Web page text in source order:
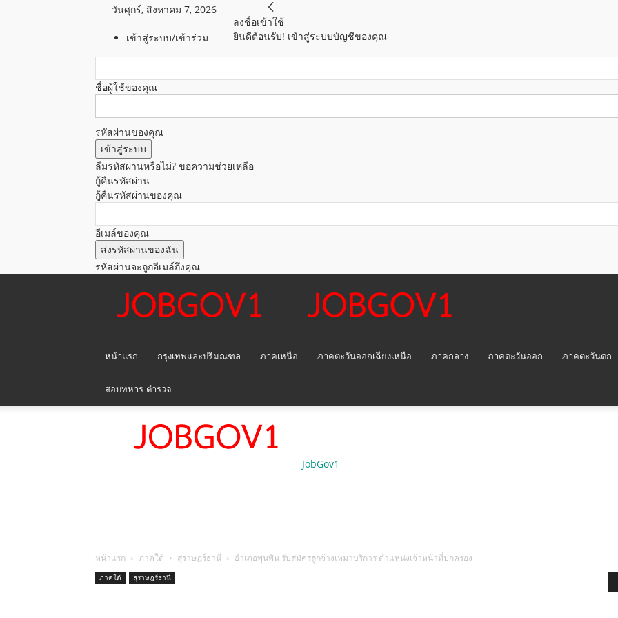
วันศุกร์, สิงหาคม 7, 2026
เข้าสู่ระบบ/เข้าร่วม
ลงชื่อเข้าใช้
ยินดีต้อนรับ! เข้าสู่ระบบบัญชีของคุณ
ชื่อผู้ใช้ของคุณ
รหัสผ่านของคุณ
ลืมรหัสผ่านหรือไม่? ขอความช่วยเหลือ
กู้คืนรหัสผ่าน
กู้คืนรหัสผ่านของคุณ
อีเมล์ของคุณ
รหัสผ่านจะถูกอีเมล์ถึงคุณ
หน้าแรก กรุงเทพและปริมณฑล ภาคเหนือ ภาคตะวันออกเฉียงเหนือ ภาคกลาง ภาคตะวันออก ภาคตะวันตก
สอบทหาร-ตำรวจ
JobGov1
หน้าแรก ภาคใต้ สุราษฎร์ธานี อำเภอพุนพิน รับสมัครลูกจ้างเหมาบริการ ตำแหน่งเจ้าหน้าที่ปกครอง
ภาคใต้ สุราษฎร์ธานี